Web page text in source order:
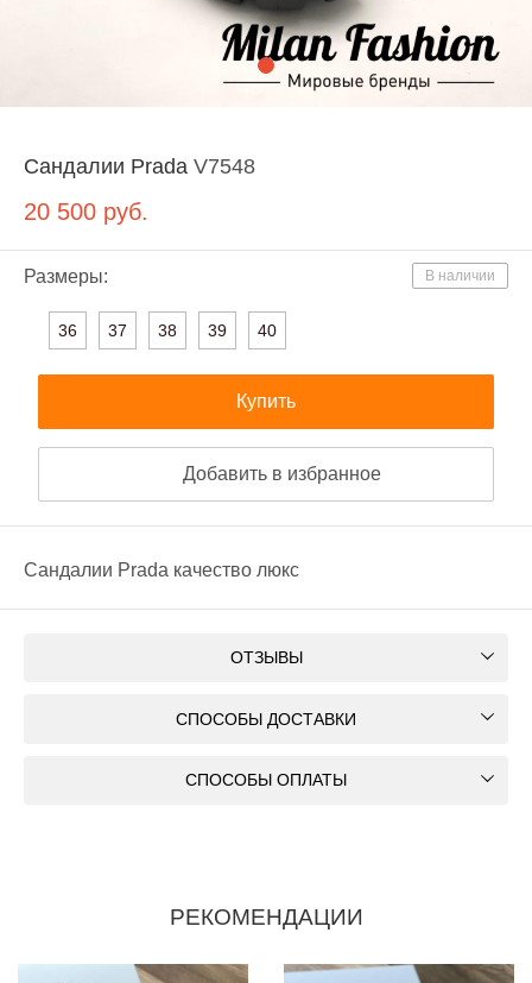
Сандалии Prada V7548
20 500 руб.
В наличии
Размеры:
36 37 38 39 40
Купить
Добавить в избранное
Сандалии Prada качество люкс
ОТЗЫВЫ
СПОСОБЫ ДОСТАВКИ
СПОСОБЫ ОПЛАТЫ
РЕКОМЕНДАЦИИ